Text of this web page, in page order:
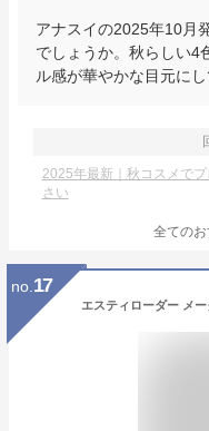
アナスイの2025年10月
でしょうか。秋らしい4
ル感が華やかな目元に
2025年最新｜秋コスメで
さい
全てのお
no. 17